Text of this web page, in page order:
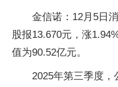
金信诺：12月5日
股报13.670元，涨
值为90.52亿元。
2025年第三季度，